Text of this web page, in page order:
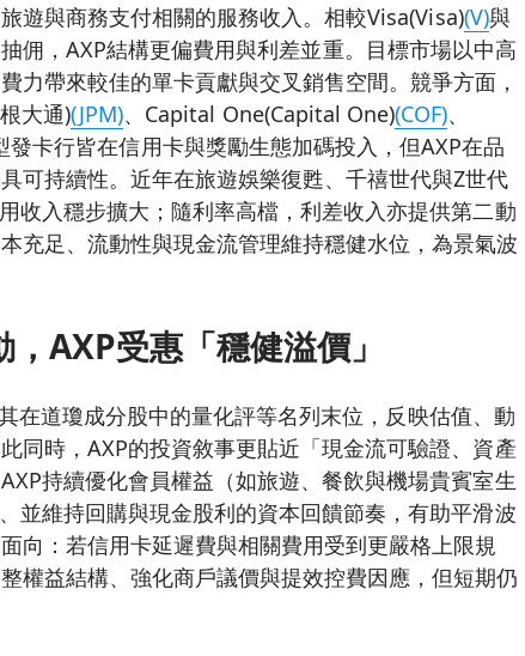
遊與商務支付相關的服務收入。相較Visa(Visa)(V)與
佣，AXP結構更偏費用與利差並重。目標市場以中高
力帶來較佳的單卡貢獻與交叉銷售空間。競爭方面，
大通)(JPM)、Capital One(Capital One)(COF)、
卡行皆在信用卡與獎勵生態加碼投入，但AXP在品
可持續性。近年在旅遊娛樂復甦、千禧世代與Z世代
收入穩步擴大；隨利率高檔，利差收入亦提供第二動
充足、流動性與現金流管理維持穩健水位，為景氣波
AXP受惠「穩健溢價」
在道瓊成分股中的量化評等名列末位，反映估值、動
同時，AXP的投資敘事更貼近「現金流可驗證、資產
持續優化會員權益（如旅遊、餐飲與機場貴賓室生
並維持回購與現金股利的資本回饋節奏，有助平滑波
向：若信用卡延遲費與相關費用受到更嚴格上限規
權益結構、強化商戶議價與提效控費因應，但短期仍